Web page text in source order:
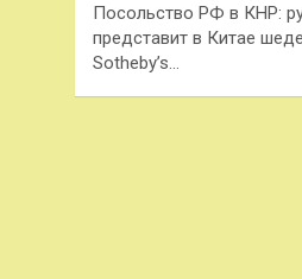
Посольство РФ в КНР:
представит в Китае
Sotheby’s…